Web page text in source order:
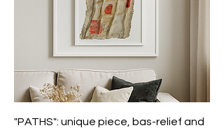
"PATHS": unique piece, bas-relief and